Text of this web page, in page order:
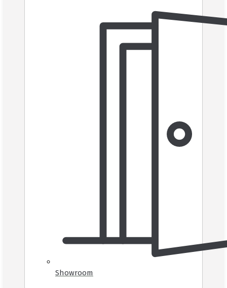
Showroom